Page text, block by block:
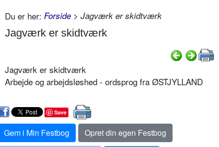
Du er her: Forside > Jagværk er skidtværk
Jagværk er skidtværk
Jagværk er skidtværk
Arbejde og arbejdsløshed - ordsprog fra ØSTJYLLAND
Save
Gem i Min Festbog
Opret din egen Festbog